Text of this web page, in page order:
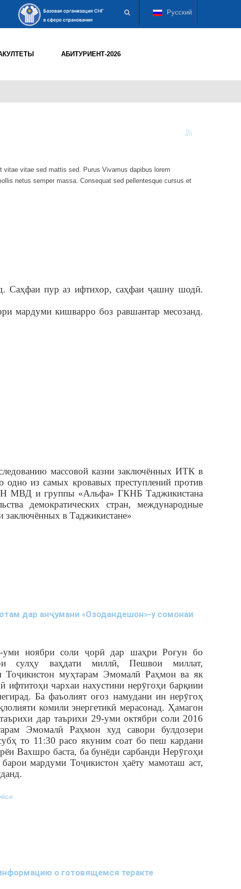
Русский
АБИТУРИЕНТ-2026
vitae vitae sed mattis sed. Purus Vivamus dapibus lorem
netus semper massa. Consequat sed pellentesque cursus et
Саҳфаи пур аз ифтихор, саҳфаи ҷашну шодӣ.
мардуми кишварро боз равшантар месозанд.
массовой казни заключённых ИТК в
одно из самых кровавых преступлений против
МВД и группы «Альфа» ГКНБ Таджикистана
демократических стран, международные
заключённых в Таджикистане»
дар анҷумани «Озодандешон»-у сомонаи
уми ноябри соли ҷорӣ дар шаҳри Роғун бо
сулҳу ваҳдати миллӣ, Пешвои миллат,
Тоҷикистон муҳтарам Эмомалӣ Раҳмон ва як
ифтитоҳи чархаи нахустини нерӯгоҳи барқиии
Ба фаъолият оғоз намудани ин нерӯгоҳ
комили энергетикӣ мерасонад. Ҳамагон
дар таърихи 29-уми октябри соли 2016
Эмомалӣ Раҳмон худ савори булдозери
то 11:30 расо якуним соат бо пеш кардани
Вахшро баста, ба бунёди сарбанди Нерӯгоҳи
мардуми Тоҷикистон ҳаёту мамоташ аст,
о готовящемся теракте